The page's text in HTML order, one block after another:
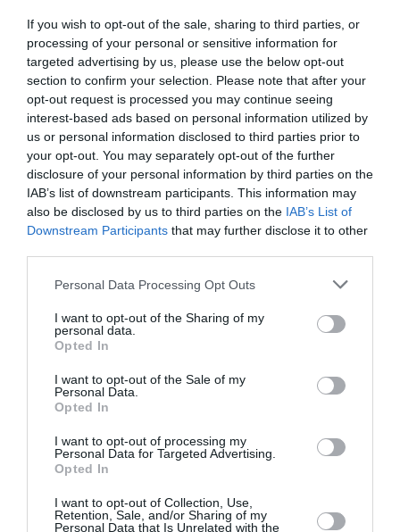
If you wish to opt-out of the sale, sharing to third parties, or
processing of your personal or sensitive information for
targeted advertising by us, please use the below opt-out
section to confirm your selection. Please note that after your
opt-out request is processed you may continue seeing
interest-based ads based on personal information utilized by
us or personal information disclosed to third parties prior to
your opt-out. You may separately opt-out of the further
disclosure of your personal information by third parties on the
IAB’s list of downstream participants. This information may
also be disclosed by us to third parties on the IAB’s List of
Downstream Participants that may further disclose it to other
Personal Data Processing Opt Outs
I want to opt-out of the Sharing of my
personal data.
Opted In
I want to opt-out of the Sale of my
Personal Data.
Opted In
I want to opt-out of processing my
Personal Data for Targeted Advertising.
Opted In
I want to opt-out of Collection, Use,
Retention, Sale, and/or Sharing of my
Personal Data that Is Unrelated with the
télévision dans le monde du calcio Italien, « Idy »,
comme l’appellent les Italiens, est un personnage
très connu par les Italiens, grâce au rôle qu’il joue
dans l’administration de Juventus de Turin.
La Marraine était Coumba Khadim Thiam, une dame
de classe très calme, reconnue par tous comme un
exemple de femme.
De minuit jusqu’à 6h du matin, 8 filles venues de
Rome-Milan-Agrate-Brescia-Firenze-Rimini-
Poggibonsi-Prato, disputaient la couronne de Désirée
Diaw (Miss Sénégal en Italie 2013), dans une salle
Le jury composé de Luigi Balduini, un professionnel
des télévisions Italiennes, de la top-model
Sénégalaise ’Eva Thione, d’Adama Thiam et de Ndeye
Binta Samb, a eu toutes les difficultés à sortir une
miss et ses deux dauphines, tellement toutes les 8